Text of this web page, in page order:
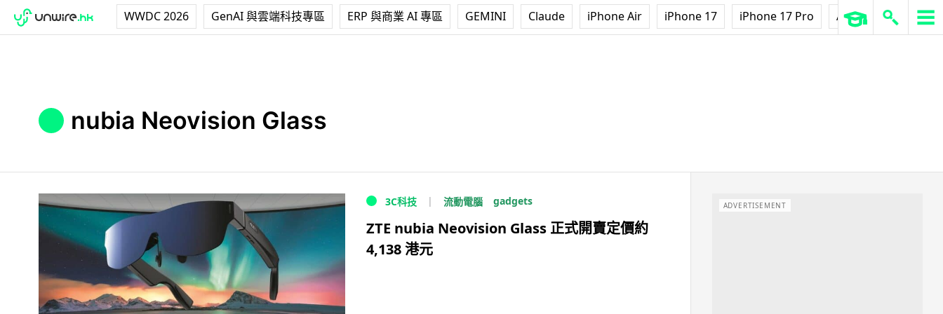
WWDC 2026 GenAI 與雲端科技專區 ERP 與商業 AI 專區 GEMINI Claude iPhone Air iPhone 17 iPhone 17 Pro AirPods Pro 3
nubia Neovision Glass
3C科技 流動電腦 gadgets
ZTE nubia Neovision Glass 正式開賣定價約
4,138 港元
ADVERTISEMENT